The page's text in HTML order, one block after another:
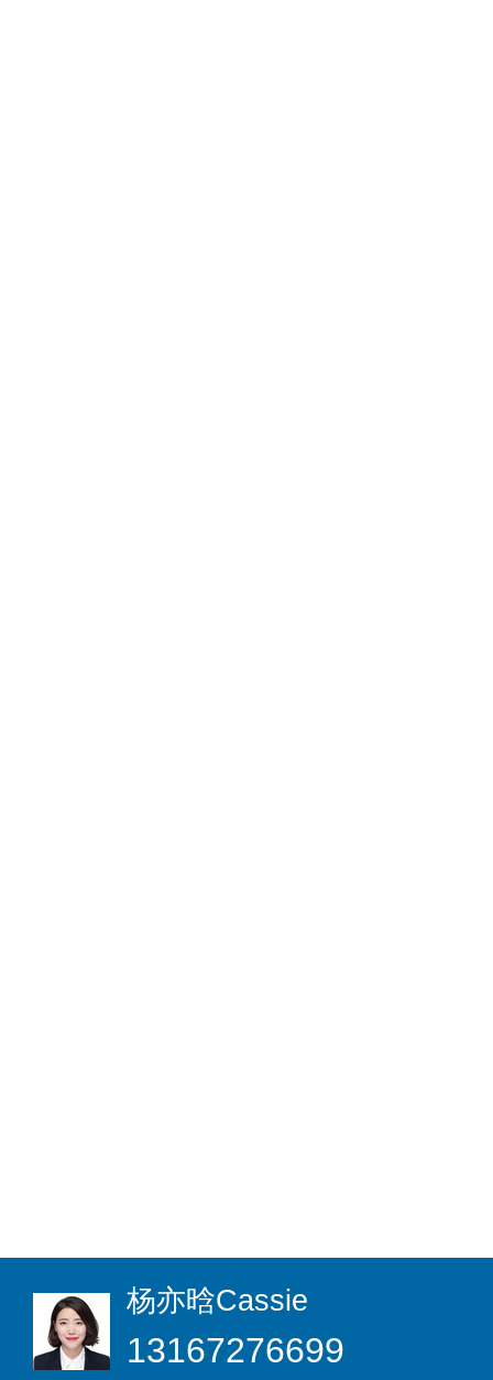
杨亦晗Cassie
13167276699